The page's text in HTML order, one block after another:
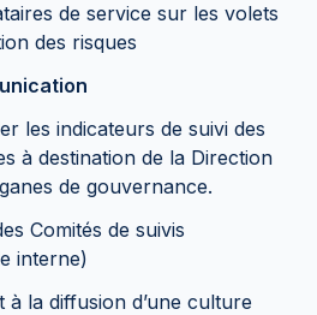
de service sur les volets
des risques
les indicateurs de suivi des
à destination de la Direction
de gouvernance.
Comités de suivis
interne)
la diffusion d’une culture